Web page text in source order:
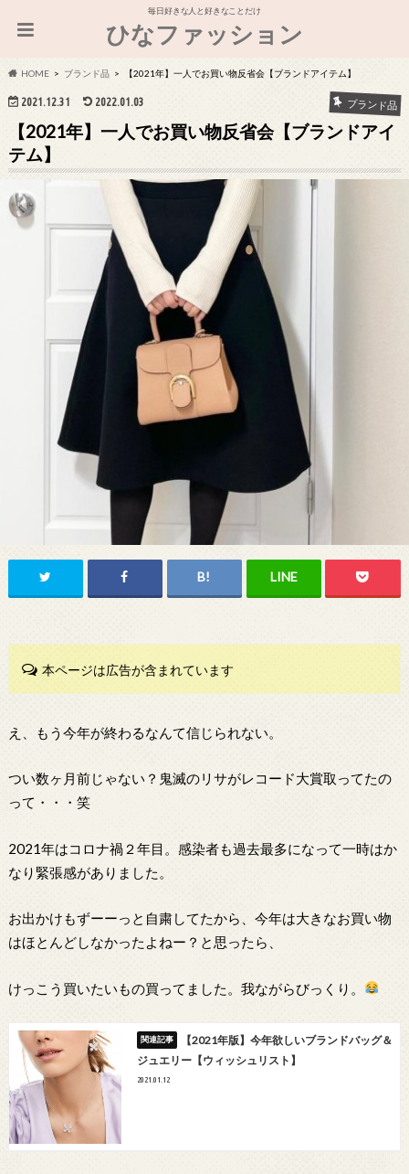
毎日好きな人と好きなことだけ
ひなファッション
HOME ブランド品 【2021年】一人でお買い物反省会【ブランドアイテム】
2021.12.31 2022.01.03 ブランド品
【2021年】一人でお買い物反省会【ブランドアイ
テム】
本ページは広告が含まれています
え、もう今年が終わるなんて信じられない。
つい数ヶ月前じゃない？鬼滅のリサがレコード大賞取ってたの
って・・・笑
2021年はコロナ禍２年目。感染者も過去最多になって一時はか
なり緊張感がありました。
お出かけもずーーっと自粛してたから、今年は大きなお買い物
はほとんどしなかったよねー？と思ったら、
けっこう買いたいもの買ってました。我ながらびっくり。
【2021年版】今年欲しいブランドバッグ＆
ジュエリー【ウィッシュリスト】
2021.01.12